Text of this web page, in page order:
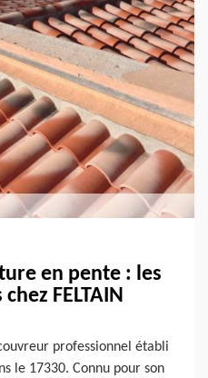
en pente : les
FELTAIN
professionnel établi
le 17330. Connu pour son